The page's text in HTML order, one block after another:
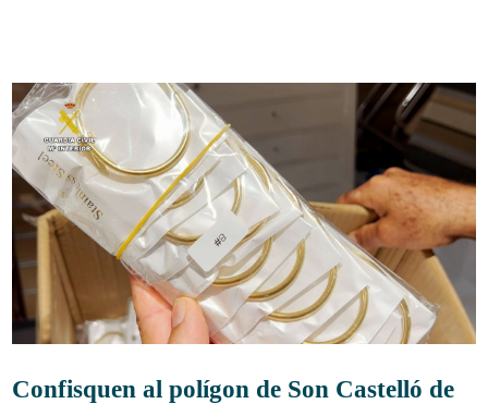
Confisquen al polígon de Son Castelló de